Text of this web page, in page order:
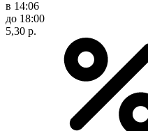
в 14:06
до 18:00
5,30 р.